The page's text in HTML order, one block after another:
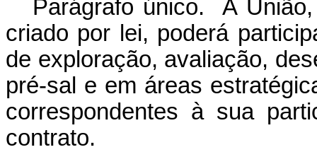
Parágrafo único. A
criado por lei, poderá
de exploração, avaliação,
pré-sal e em áreas
correspondentes à sua
contrato.